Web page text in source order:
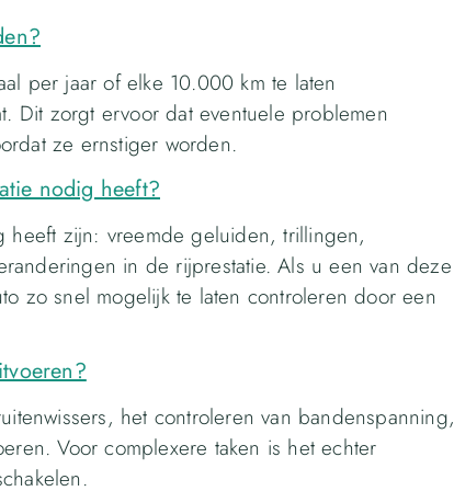
per jaar of elke 10.000 km te laten
Dit zorgt ervoor dat eventuele problemen
ze ernstiger worden.
nodig heeft?
heeft zijn: vreemde geluiden, trillingen,
in de rijprestatie. Als u een van deze
zo snel mogelijk te laten controleren door een
het controleren van bandenspanning,
Voor complexere taken is het echter